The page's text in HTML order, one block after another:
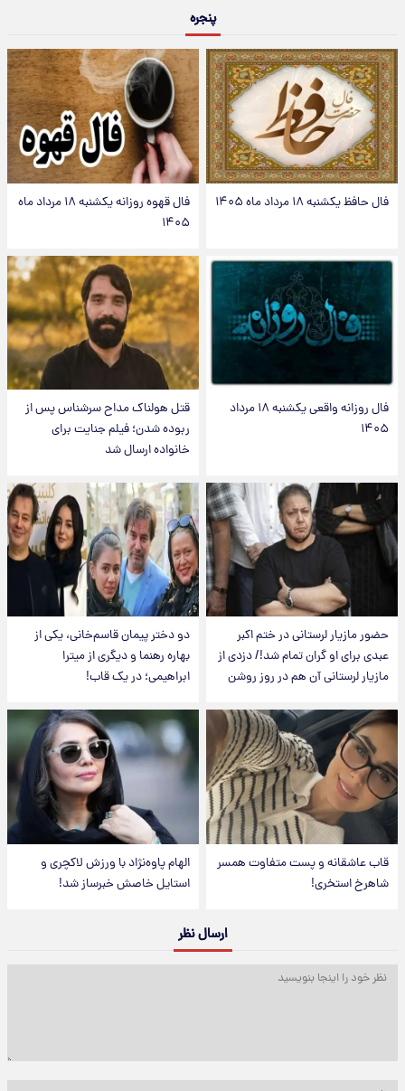
پنجره
فال حافظ یکشنبه ۱۸ مرداد ماه ۱۴۰۵
فال قهوه روزانه یکشنبه ۱۸ مرداد ماه
۱۴۰۵
فال روزانه واقعی یکشنبه ۱۸ مرداد
۱۴۰۵
قتل هولناک مداح سرشناس پس از
ربوده شدن؛ فیلم جنایت برای
خانواده ارسال شد
حضور مازیار لرستانی در ختم اکبر
عبدی برای او گران تمام شد!/ دزدی از
مازیار لرستانی آن هم در روز روشن
دو دختر پیمان قاسم‌خانی، یکی از
بهاره رهنما و دیگری از میترا
ابراهیمی؛ در یک قاب!
قاب عاشقانه و پست متفاوت همسر
شاهرخ استخری!
الهام پاوه‌نژاد با ورزش لاکچری و
استایل خاصش خبرساز شد!
ارسال نظر